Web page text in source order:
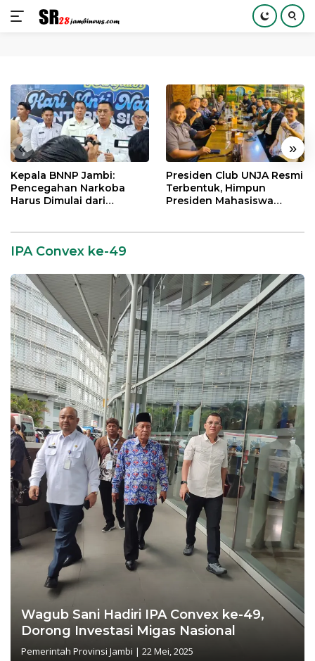
konten
« »
Kepala BNNP Jambi:
Pencegahan Narkoba
Harus Dimulai dari
Presiden Club UNJA Resmi
Terbentuk, Himpun
Presiden Mahasiswa
IPA Convex ke-49
Wagub Sani Hadiri IPA Convex ke-49,
Dorong Investasi Migas Nasional
Pemerintah Provinsi Jambi | 22 Mei, 2025